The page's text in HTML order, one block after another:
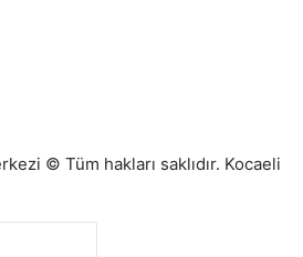
© Tüm hakları saklıdır. Kocaeli